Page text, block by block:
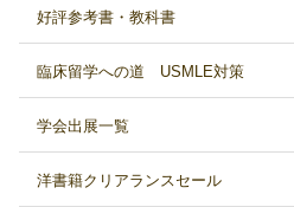
好評参考書・教科書
臨床留学への道 USMLE対策
学会出展一覧
洋書籍クリアランスセール